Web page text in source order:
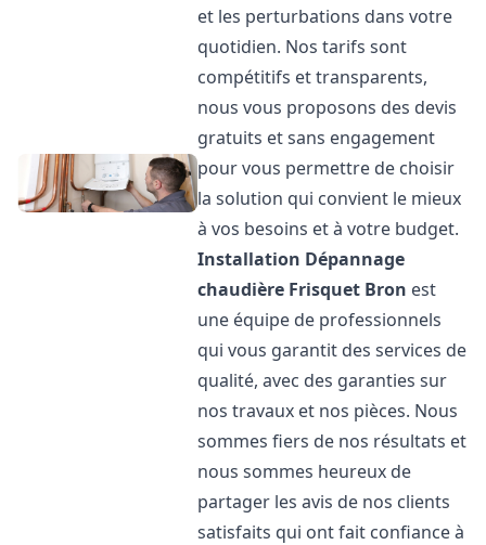
et les perturbations dans votre
quotidien. Nos tarifs sont
compétitifs et transparents,
nous vous proposons des devis
gratuits et sans engagement
pour vous permettre de choisir
la solution qui convient le mieux
à vos besoins et à votre budget.
Installation Dépannage
chaudière Frisquet Bron est
une équipe de professionnels
qui vous garantit des services de
qualité, avec des garanties sur
nos travaux et nos pièces. Nous
sommes fiers de nos résultats et
nous sommes heureux de
partager les avis de nos clients
satisfaits qui ont fait confiance à